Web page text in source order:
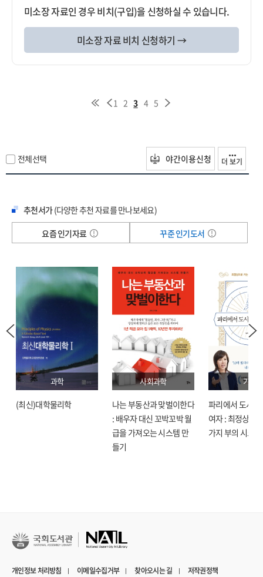
미소장 자료인 경우 비치(구입)을 신청하실 수 있습니다.
미소장 자료 비치 신청하기 →
1 2 3 4 5
전체선택 야간이용신청 더 보기
추천서가(다양한 추천 자료를 만나보세요)
요즘 인기자료
꾸준 인기도서
과학
(최신)대학물리학
사회과학
나는 부동산과 맞벌이한다
: 배우자 대신 꼬박꼬박 월
급을 가져오는 시스템 만
들기
기술
파리에서 도시락
여자 : 최정상으
가지 부의 시크릿
개인정보 처리방침 이메일수집거부 찾아오시는 길 저작권정책